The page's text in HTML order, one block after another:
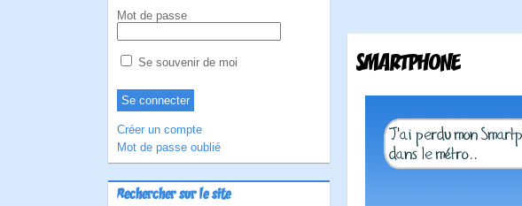
Mot de passe
Se souvenir de moi
Créer un compte
Mot de passe oublié
Rechercher sur le site
SMARTPHONE